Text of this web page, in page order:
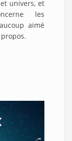
univers, et
les
aimé